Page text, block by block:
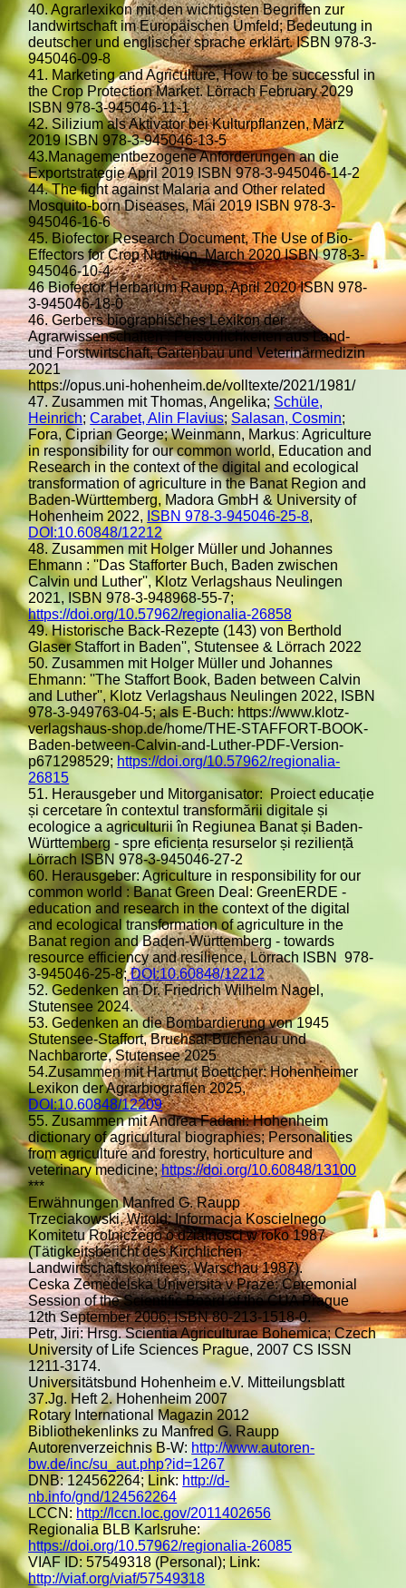
40. Agrarlexikon mit den wichtigsten Begriffen zur
landwirtschaft im Europäischen Umfeld; Bedeutung in
deutscher und englischer sprache erklärt. ISBN 978-3-
945046-09-8
41. Marketing and Agriculture, How to be successful in
the Crop Protection Market. Lörrach February 2029
ISBN 978-3-945046-11-1
42. Silizium als Aktivator bei Kulturpflanzen, März
2019 ISBN 978-3-945046-13-5
43.Managementbezogene Anforderungen an die
Exportstrategie April 2019 ISBN 978-3-945046-14-2
44. The fight against Malaria and Other related
Mosquito-born Diseases, Mai 2019 ISBN 978-3-
945046-16-6
45. Biofector Research Document, The Use of Bio-
Effectors for Crop Nutrition, March 2020 ISBN 978-3-
945046-10-4
46 Biofector Herbarium Raupp, April 2020 ISBN 978-
3-945046-18-0
46. Gerbers biographisches Lexikon der
Agrarwissenschaften : Persönlichkeiten aus Land-
und Forstwirtschaft, Gartenbau und Veterinärmedizin
2021
https://opus.uni-hohenheim.de/volltexte/2021/1981/
47. Zusammen mit Thomas, Angelika; Schüle,
Heinrich;Carabet, Alin Flavius;Salasan, Cosmin;
Fora, Ciprian George; Weinmann, Markusː Agriculture
in responsibility for our common world, Education and
Research in the context of the digital and ecological
transformation of agriculture in the Banat Region and
Baden-Württemberg, Madora GmbH & University of
Hohenheim 2022,ISBN 978-3-945046-25-8,
DOI:10.60848/12212
48. Zusammen mit Holger Müller und Johannes
Ehmann : ''Das Stafforter Buch, Baden zwischen
Calvin und Luther'', Klotz Verlagshaus Neulingen
2021, ISBN 978-3-948968-55-7;
https://doi.org/10.57962/regionalia-26858
49. Historische Back-Rezepte (143) von Berthold
Glaser Staffort in Baden'', Stutensee & Lörrach 2022
50. Zusammen mit Holger Müller und Johannes
Ehmann: ''The Staffort Book, Baden between Calvin
and Luther'', Klotz Verlagshaus Neulingen 2022, ISBN
978-3-949763-04-5; als E-Buch: https://www.klotz-
verlagshaus-shop.de/home/THE-STAFFORT-BOOK-
Baden-between-Calvin-and-Luther-PDF-Version-
p671298529; https://doi.org/10.57962/regionalia-
26815
51. Herausgeber und Mitorganisator: Proiect educație
și cercetare în contextul transformării digitale și
ecologice a agriculturii în Regiunea Banat și Baden-
Württemberg - spre eficiența resurselor și reziliență
Lörrach ISBN 978-3-945046-27-2
60. Herausgeber: Agriculture in responsibility for our
common world : Banat Green Deal: GreenERDE -
education and research in the context of the digital
and ecological transformation of agriculture in the
Banat region and Baden-Württemberg - towards
resource efficiency and resilience, Lörrach ISBN 978-
3-945046-25-8;DOI:10.60848/12212
52. Gedenken an Dr. Friedrich Wilhelm Nagel,
Stutensee 2024.
53. Gedenken an die Bombardierung von 1945
Stutensee-Staffort, Bruchsal-Büchenau und
Nachbarorte, Stutensee 2025
54.Zusammen mit Hartmut Boettcher: Hohenheimer
Lexikon der Agrarbiografien 2025,
DOI:10.60848/12209
55. Zusammen mit Andrea Fadani: Hohenheim
dictionary of agricultural biographies; Personalities
from agriculture and forestry, horticulture and
veterinary medicine;https://doi.org/10.60848/13100
***
Erwähnungen Manfred G. Raupp
Trzeciakowski, Witold: Informacja Koscielnego
Komitetu Rolniczego o dzialnosci w roko 1987
(Tätigkeitsbericht des Kirchlichen
Landwirtschaftskomitees, Warschau 1987).
Ceska Zemedelska Universita v Praze: Ceremonial
Session of the Scientific Board of the CUA Prague
12th September 2006; ISBN 80-213-1518-0.
Petr, Jiri: Hrsg. Scientia Agriculturae Bohemica; Czech
University of Life Sciences Prague, 2007 CS ISSN
1211-3174.
Universitätsbund Hohenheim e.V. Mitteilungsblatt
37.Jg. Heft 2. Hohenheim 2007
Rotary International Magazin 2012
Bibliothekenlinks zu Manfred G. Raupp
Autorenverzeichnis B-W: http://www.autoren-
bw.de/inc/su_aut.php?id=1267
DNB: 124562264; Link: http://d-
nb.info/gnd/124562264
LCCN: http://lccn.loc.gov/2011402656
Regionalia BLB Karlsruhe:
https://doi.org/10.57962/regionalia-26085
VIAF ID: 57549318 (Personal); Link:
http://viaf.org/viaf/57549318